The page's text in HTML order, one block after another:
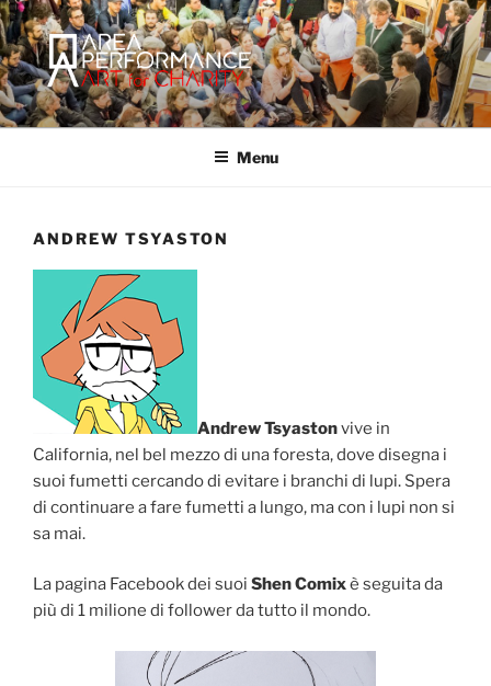
Salta
al
contenuto
AREA PERFORMANCE
Sito ufficiale della Onlus Area Performance.
Menu
ANDREW TSYASTON
Andrew Tsyastonvive in
California, nel bel mezzo di una foresta, dove disegna i
suoi fumetti cercando di evitare i branchi di lupi. Spera
di continuare a fare fumetti a lungo, ma con i lupi non si
sa mai.
La pagina Facebook dei suoi Shen Comixè seguita da
più di 1 milione di follower da tutto il mondo.